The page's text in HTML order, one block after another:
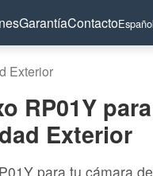
GarantíaContactoEspañol
Exterior
RP01Y para
Exterior
para tu cámara de